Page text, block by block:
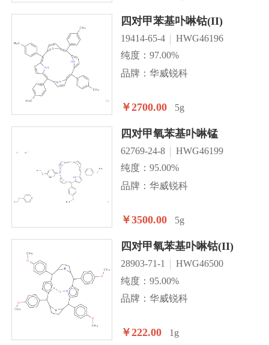
四对甲苯基卟啉钴(II)
19414-65-4
HWG46196
纯度：97.00%
品牌：华威锐科
￥2700.00 5g
四对甲氧苯基卟啉锰
62769-24-8
HWG46199
纯度：95.00%
品牌：华威锐科
￥3500.00 5g
四对甲氧苯基卟啉钴(II)
28903-71-1
HWG46500
纯度：95.00%
品牌：华威锐科
￥222.00 1g